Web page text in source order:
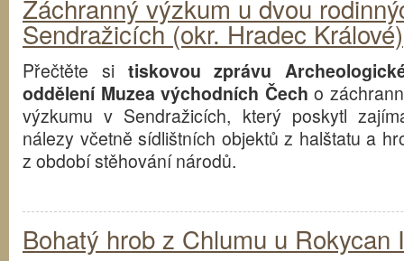
Záchranný výzkum u dvou
Sendražicích (okr. Hradec Králové)
Přečtěte si tiskovou zprávu
oddělení Muzea východních Čech o
výzkumu v Sendražicích, který poskytl
nálezy včetně sídlištních objektů z halštatu a
z období stěhování národů.
Bohatý hrob z Chlumu u Rokycan